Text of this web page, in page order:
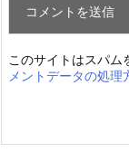
このサイトはスパム
メントデータの処